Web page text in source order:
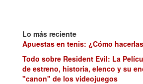
Lo más reciente
Apuestas en tenis: ¿Cómo
Todo sobre Resident Evil: La
de estreno, historia, elenco y su
"canon" de los videojuegos